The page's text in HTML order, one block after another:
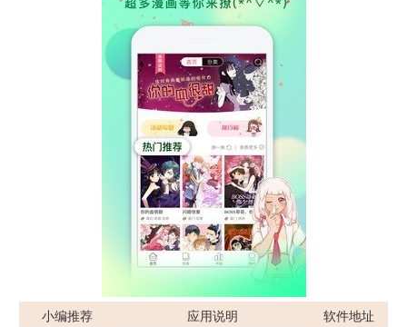
小编推荐 应用说明
软件地址